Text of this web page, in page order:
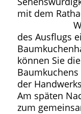
mit dem
Wir
des Ausflugs
können Sie
der
Am späten
zum